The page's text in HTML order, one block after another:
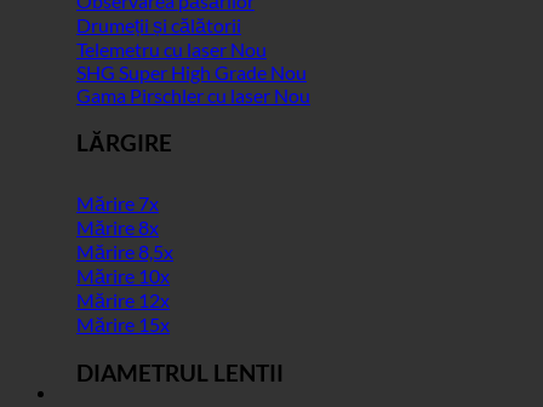
Drumeții și călătorii
Telemetru cu laser
SHG Super High Grade
Gama Pirschler cu laser
LĂRGIRE
Mărire 7x
Mărire 8x
Mărire 8,5x
Mărire 10x
Mărire 12x
Mărire 15x
DIAMETRUL LENTII